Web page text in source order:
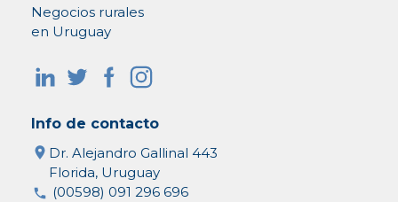
Negocios rurales
en Uruguay
Info de contacto
Dr. Alejandro Gallinal 443
Florida, Uruguay
(00598) 091 296 696